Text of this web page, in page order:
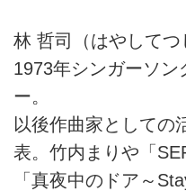
林 哲司（はやして
1973年シンガーソン
ー。
以後作曲家としての
表。竹内まりや「
「真夜中のドア～